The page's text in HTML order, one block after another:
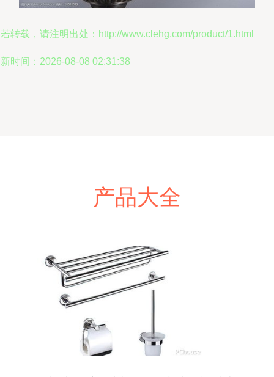
转载，请注明出处：http://www.clehg.com/product/1.html
时间：2026-08-08 02:31:38
产品大全